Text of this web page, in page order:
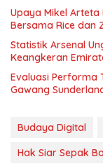
Upaya Mikel Arteta
Bersama Rice dan
Statistik Arsenal
Keangkeran
Evaluasi Performa
Gawang
Budaya Digital
Hak Siar Sepak